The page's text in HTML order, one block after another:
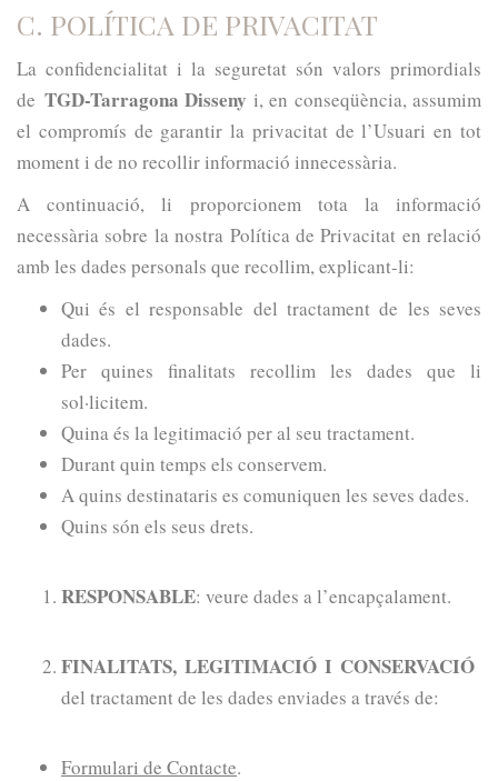
C. POLÍTICA DE PRIVACITAT
La confidencialitat i la seguretat són valors primordials
de TGD-Tarragona Disseny i, en conseqüència, assumim
el compromís de garantir la privacitat de l’Usuari en tot
moment i de no recollir informació innecessària.
A continuació, li proporcionem tota la informació
necessària sobre la nostra Política de Privacitat en relació
amb les dades personals que recollim, explicant-li:
Qui és el responsable del tractament de les seves
dades.
Per quines finalitats recollim les dades que li
sol·licitem.
Quina és la legitimació per al seu tractament.
Durant quin temps els conservem.
A quins destinataris es comuniquen les seves dades.
Quins són els seus drets.
RESPONSABLE: veure dades a l’encapçalament.
FINALITATS, LEGITIMACIÓ I CONSERVACIÓ
del tractament de les dades enviades a través de:
Formulari de Contacte.